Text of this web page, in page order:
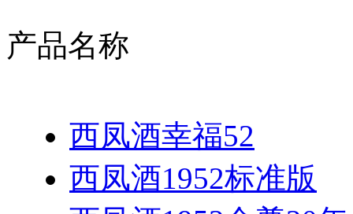
产品名称
西凤酒幸福52
西凤酒1952标准版